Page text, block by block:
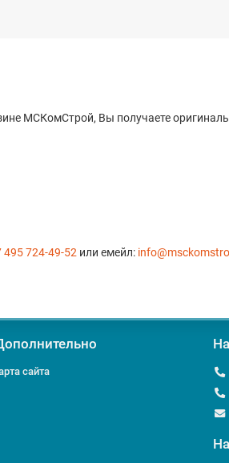
МСКомСтрой, Вы получаете
495 724-49-52 или емейл:
сайта